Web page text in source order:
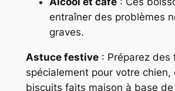
entraîner des problèmes
graves.
Astuce festive: Préparez des
spécialement pour votre chien,
biscuits faits maison à base